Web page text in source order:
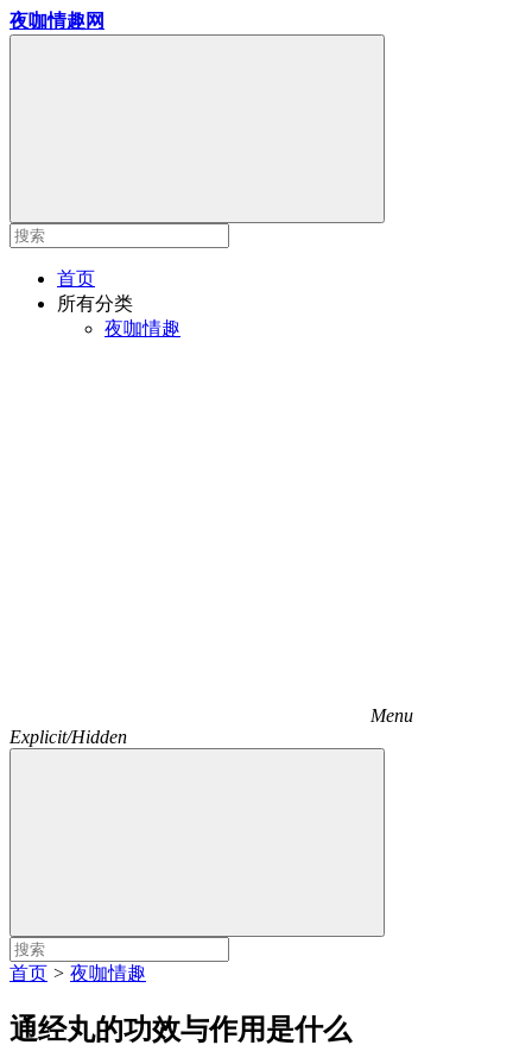
夜咖情趣网
首页
所有分类
夜咖情趣
Menu
Explicit/Hidden
首页 > 夜咖情趣
通经丸的功效与作用是什么